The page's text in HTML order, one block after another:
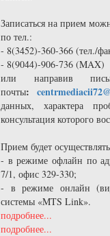
Записаться на прием
по тел.:
- 8(3452)-360-366 (тел./
- 8(9044)-906-736 (MAX)
или направив
почты:
данных, характера
консультация которого
Прием будет
- в режиме офлайн по
7/1, офис 329-330;
- в режиме онлайн
системы «MTS Link».
подробнее...
подробнее...